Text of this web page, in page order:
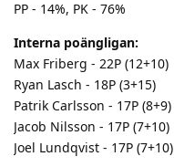
PP - 14%, PK - 76%
Interna poängligan:
Max Friberg - 22P (12+10)
Ryan Lasch - 18P (3+15)
Patrik Carlsson - 17P (8+9)
Jacob Nilsson - 17P (7+10)
Joel Lundqvist - 17P (7+10)